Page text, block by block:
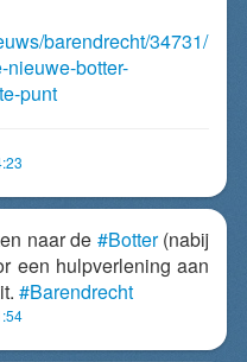
barendrecht/34731/
nieuwe-botter-
punt
naar de #Botter(nabij
een hulpverlening aan
#Barendrecht